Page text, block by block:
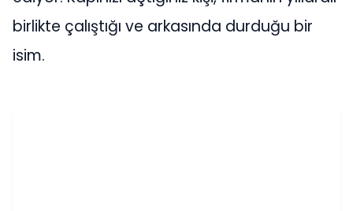
birlikte çalıştığı ve arkasında durduğu bir
isim.